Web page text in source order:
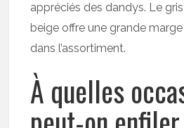
appréciés des dandys. Le
beige offre une grande
dans l’assortiment.
À quelles